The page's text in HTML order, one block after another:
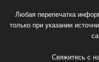
Любая перепечатка
только при указании
Свяжитесь с